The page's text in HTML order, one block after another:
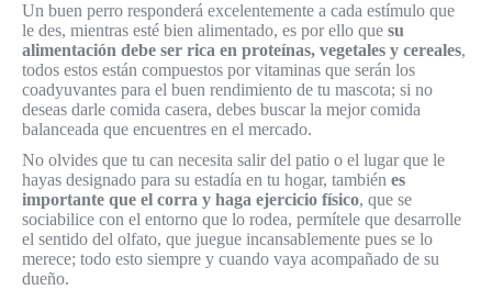
Un buen perro responderá excelentemente a cada estímulo que
le des, mientras esté bien alimentado, es por ello que su
alimentación debe ser rica en proteínas, vegetales y cereales,
todos estos están compuestos por vitaminas que serán los
coadyuvantes para el buen rendimiento de tu mascota; si no
deseas darle comida casera, debes buscar la mejor comida
balanceada que encuentres en el mercado.
No olvides que tu can necesita salir del patio o el lugar que le
hayas designado para su estadía en tu hogar, también es
importante que el corra y haga ejercicio físico, que se
sociabilice con el entorno que lo rodea, permítele que desarrolle
el sentido del olfato, que juegue incansablemente pues se lo
merece; todo esto siempre y cuando vaya acompañado de su
dueño.